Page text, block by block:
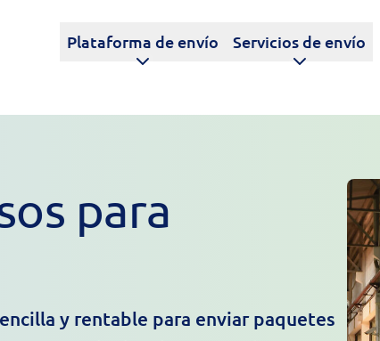
Plataforma de envío Servicios de envío
para
y rentable para enviar paquetes